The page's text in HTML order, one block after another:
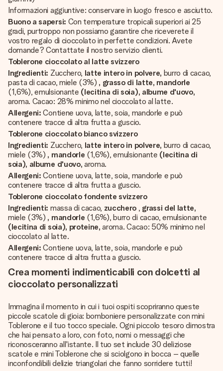
Informazioni aggiuntive: conservare in luogo fresco e asciutto.
Buono a sapersi: Con temperature tropicali superiori ai 25
gradi, purtroppo non possiamo garantire che riceverete il
vostro regalo di cioccolato in perfette condizioni. Avete
domande? Contattate il nostro servizio clienti.
Toblerone cioccolato al latte svizzero
Ingredienti: Zucchero, latte intero in polvere, burro di cacao,
pasta di cacao, miele (3%) , grasso di latte, mandorle
(1,6%), emulsionante (lecitina di soia), albume d'uovo,
aroma. Cacao: 28% minimo nel cioccolato al latte.
Allergeni: Contiene uova, latte, soia, mandorle e può
contenere tracce di altra frutta a guscio.
Toblerone cioccolato bianco svizzero
Ingredienti: Zucchero, latte intero in polvere, burro di cacao,
miele (3%) , mandorle (1,6%), emulsionante (lecitina di
soia), albume d'uovo, aroma.
Allergeni: Contiene uova, latte, soia, mandorle e può
contenere tracce di altra frutta a guscio.
Toblerone cioccolato fondente svizzero
Ingredienti: massa di cacao, zucchero , grassi del latte,
miele (3%) , mandorle (1,6%), burro di cacao, emulsionante
(lecitina di soia), proteine, aroma. Cacao: 50% minimo nel
cioccolato al latte.
Allergeni: Contiene uova, latte, soia, mandorle e può
contenere tracce di altra frutta a guscio.
Crea momenti indimenticabili con dolcetti al
cioccolato personalizzati
Immagina il momento in cui i tuoi ospiti scopriranno queste
piccole scatole di gioia: bomboniere personalizzate con mini
Toblerone e il tuo tocco speciale. Ogni piccolo tesoro dimostra
che hai pensato a loro, con foto, nomi o messaggi che
riconosceranno all'istante. Il tuo set include 30 deliziose
scatole e mini Toblerone che si sciolgono in bocca – quelle
inconfondibili delizie triangolari che fanno sorridere tutti!